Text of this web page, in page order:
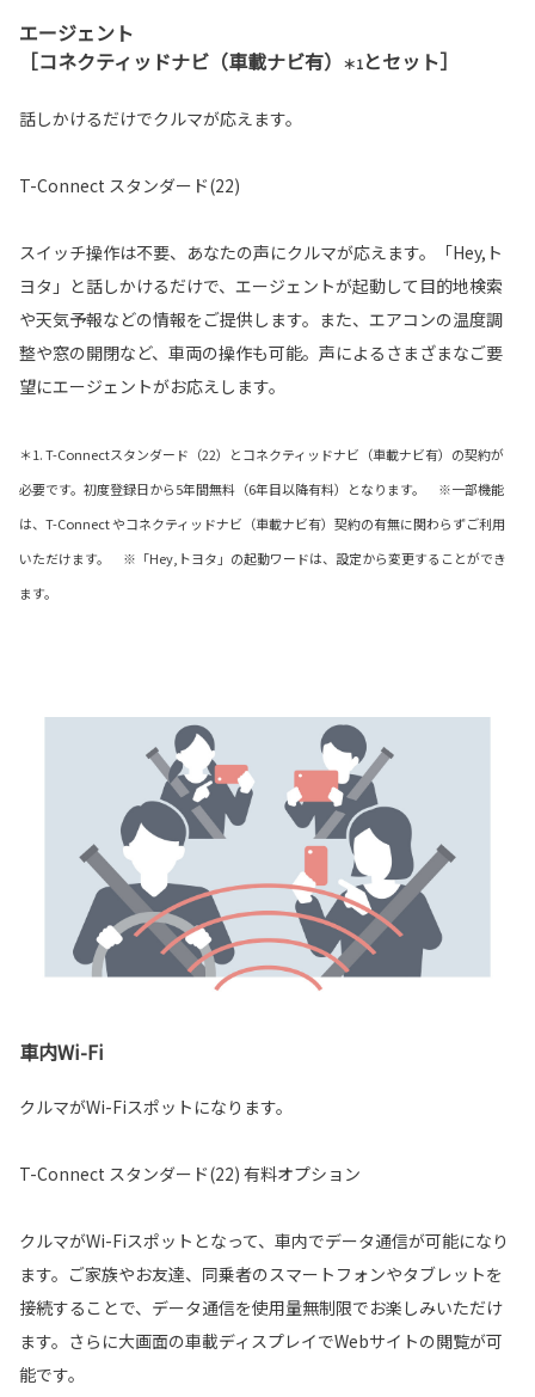
エージェント
［コネクティッドナビ（車載ナビ有）
＊1とセット］
話しかけるだけでクルマが応えます。
T-Connect スタンダード(22)
スイッチ操作は不要、あなたの声にクルマが応えます。「Hey,ト
ヨタ」と話しかけるだけで、エージェントが起動して目的地検索
や天気予報などの情報をご提供します。また、エアコンの温度調
整や窓の開閉など、車両の操作も可能。声によるさまざまなご要
望にエージェントがお応えします。
＊1. T-Connectスタンダード（22）とコネクティッドナビ（車載ナビ有）の契約が
必要です。初度登録日から5年間無料（6年目以降有料）となります。 ※一部機能
は、T-Connect やコネクティッドナビ（車載ナビ有）契約の有無に関わらずご利用
いただけます。 ※「Hey,トヨタ」の起動ワードは、設定から変更することができ
ます。
車内Wi-Fi
クルマがWi-Fiスポットになります。
T-Connect スタンダード(22) 有料オプション
クルマがWi-Fiスポットとなって、車内でデータ通信が可能になり
ます。ご家族やお友達、同乗者のスマートフォンやタブレットを
接続することで、データ通信を使用量無制限でお楽しみいただけ
ます。さらに大画面の車載ディスプレイでWebサイトの閲覧が可
能です。